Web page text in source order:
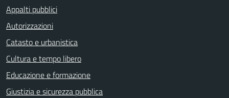
Appalti pubblici
Autorizzazioni
Catasto e urbanistica
Cultura e tempo libero
Educazione e formazione
Giustizia e sicurezza pubblica